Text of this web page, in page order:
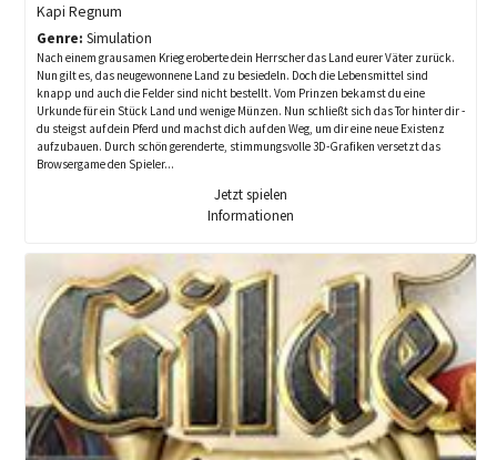
Kapi Regnum
Genre: Simulation
Nach einem grausamen Krieg eroberte dein Herrscher das Land eurer Väter zurück.
Nun gilt es, das neugewonnene Land zu besiedeln. Doch die Lebensmittel sind
knapp und auch die Felder sind nicht bestellt. Vom Prinzen bekamst du eine
Urkunde für ein Stück Land und wenige Münzen. Nun schließt sich das Tor hinter dir -
du steigst auf dein Pferd und machst dich auf den Weg, um dir eine neue Existenz
aufzubauen. Durch schön gerenderte, stimmungsvolle 3D-Grafiken versetzt das
Browsergame den Spieler...
Jetzt spielen
Informationen